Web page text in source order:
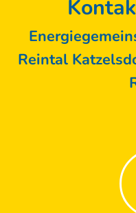
Reintal